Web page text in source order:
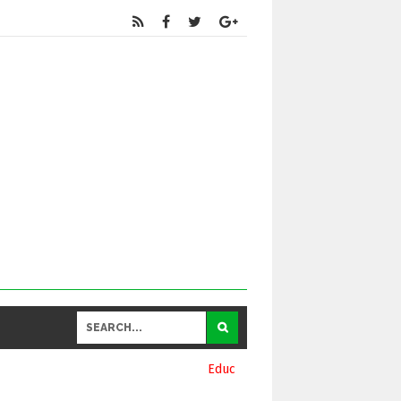
and General Updates కోసం నా వాట్సాప్ నెంబర్